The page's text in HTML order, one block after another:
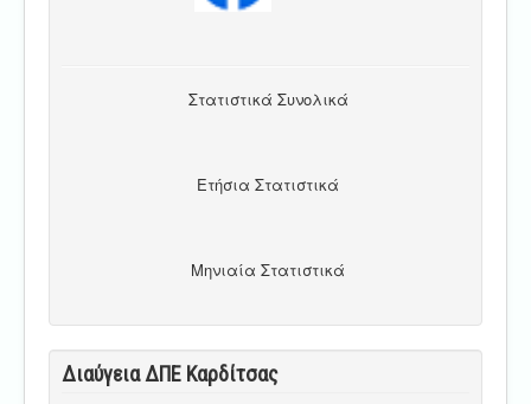
Στατιστικά Συνολικά
Ετήσια Στατιστικά
Μηνιαία Στατιστικά
Διαύγεια ΔΠΕ Καρδίτσας